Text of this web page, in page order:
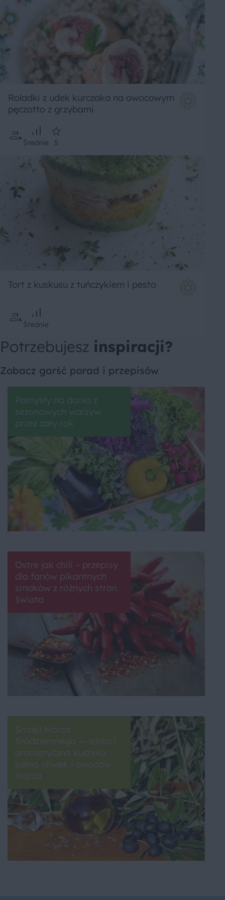
Roladki z udek kurczaka na owocowym
pęczotto z grzybami
Średnie 5
Tort z kuskusu z tuńczykiem i pesto
Średnie
Potrzebujesz inspiracji?
Zobacz garść porad i przepisów
Pomysły na dania z
sezonowych warzyw
przez cały rok
Ostre jak chili – przepisy
dla fanów pikantnych
smaków z różnych stron
świata
Smaki Morza
Śródziemnego — lekka i
aromatyczna kuchnia
pełna oliwek i owoców
morza